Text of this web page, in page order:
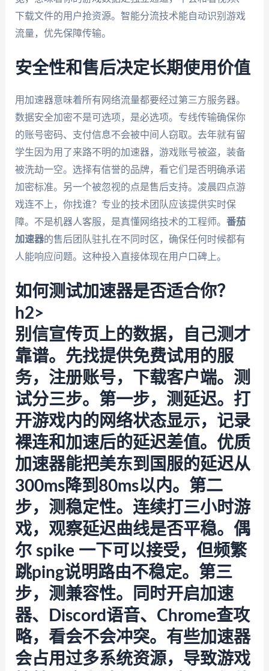
下载文件的用户抢资源。智能分流技术能自动识别游戏
流量，优先保障传输。
安全性和售后决定长期使用价值
用加速器意味着所有网络流量都要经过第三方服务器。
数据安全加密不是可选项，是必选项。专线传输确保你
的账号密码、支付信息不会被中间人窃取。去年就有留
学生因为用了来路不明的加速器，游戏账号被盗，装备
被洗劫一空。选择有信誉的品牌，看它们是否明确承诺
加密标准。另一个被忽视的点是售后支持。凌晨四点游
戏连不上，你找谁？专业的技术团队应该提供实时保
障。不是机器人客服，是真懂网络技术的工程师。 番茄
加速器的售后团队驻扎在不同时区，确保任何时候都有
人能响应问题。这种投入直接体现在用户口碑上。
如何测试加速器是否适合你？
h2>
别信宣传页上的数据，自己测才
靠谱。先找提供免费试用的服
务，注册账号，下载客户端。测
试分三步。第一步，测延迟。打
开游戏内的网络状态显示，记录
裸连和加速后的延迟差值。优质
加速器能把美东到国服的延迟从
300ms降到80ms以内。第二
步，测稳定性。连续打三小时游
戏，观察延迟曲线是否平稳。偶
尔 spike 一下可以接受，但频繁
跳ping说明路由不稳定。第三
步，测兼容性。同时开启加速
器、Discord语音、Chrome查攻
略，看会不会冲突。有些加速器
会占用过多系统资源，导致游戏